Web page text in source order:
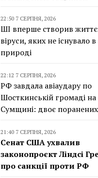
22:50 7 СЕРПНЯ, 2026
ШІ вперше створив
віруси, яких не існувало в
природі
22:12 7 СЕРПНЯ, 2026
РФ завдала авіаудару по
Шосткинській громаді на
Сумщині: двоє поранених
21:40 7 СЕРПНЯ, 2026
Сенат США ухвалив
законопроєкт Ліндсі
про санкції проти РФ